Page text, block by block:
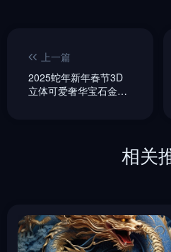
上一篇
2025蛇年新年春节3D
立体可爱奢华宝石金色
相关